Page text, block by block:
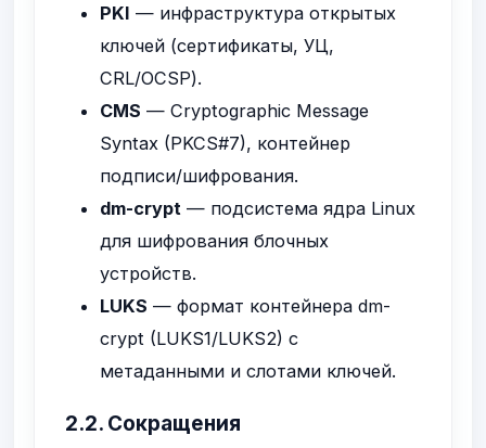
PKI — инфраструктура открытых
ключей (сертификаты, УЦ,
CRL/OCSP).
CMS — Cryptographic Message
Syntax (PKCS#7), контейнер
подписи/шифрования.
dm-crypt — подсистема ядра Linux
для шифрования блочных
устройств.
LUKS — формат контейнера dm-
crypt (LUKS1/LUKS2) с
метаданными и слотами ключей.
2.2. Сокращения